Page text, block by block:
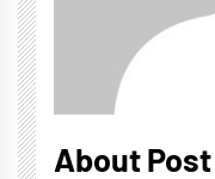
About